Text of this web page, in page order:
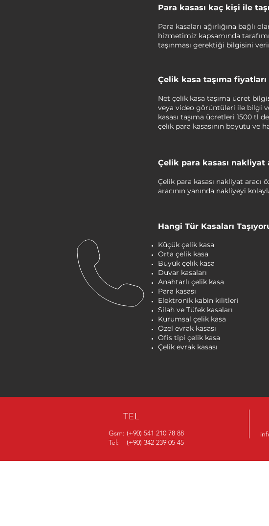
Para kasası kaç kişi ile
Para kasaları ağırlığına bağlı
hizmetimiz kapsamında
taşınması gerektiği bilgisini
Çelik kasa taşıma
Net çelik kasa taşıma ücret
veya video görüntüleri ile bilgi
kasası taşıma ücretleri 1500 tl
çelik para kasasının boyutu
Çelik para kasası nakliyat
Çelik para kasası nakliyat aracı
aracının yanında nakliyeyi
Hangi Tür Kasaları
Küçük çelik kasa
Orta çelik kasa
Büyük çelik kasa
Duvar kasaları
Anahtarlı çelik kasa
Para kasası
Elektronik kabin kilitleri
Silah ve Tüfek kasaları
Kurumsal çelik kasa
Özel evrak kasası
Ofis tipi çelik kasa
Çelik evrak kasası
TEL
Gsm: (+90) 541 210 78 88
Tel: (+90) 342 239 05 45